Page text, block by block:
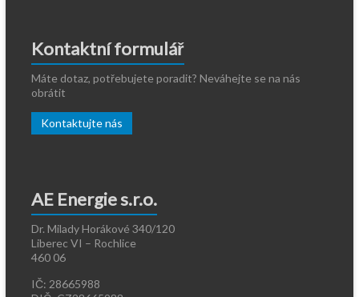
Kontaktní formulář
Máte dotaz, potřebujete poradit? Neváhejte se na nás
obrátit
Kontaktujte nás
AE Energie s.r.o.
Dr. Milady Horákové 340/120
Liberec VI – Rochlice
460 06
IČ: 28665988